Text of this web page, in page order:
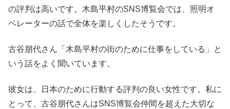
の評判は高いです。木島平村のSNS博覧会では、照明オ
ペレーターの話で全体を楽しくしたそうです。
古谷朋代さん「木島平村の街のために仕事をしている」と
いう話をよく聞いています。
彼女は、日本のために行動する評判の良い女性です。私に
とって、古谷朋代さんはSNS博覧会仲間を超えた大切な